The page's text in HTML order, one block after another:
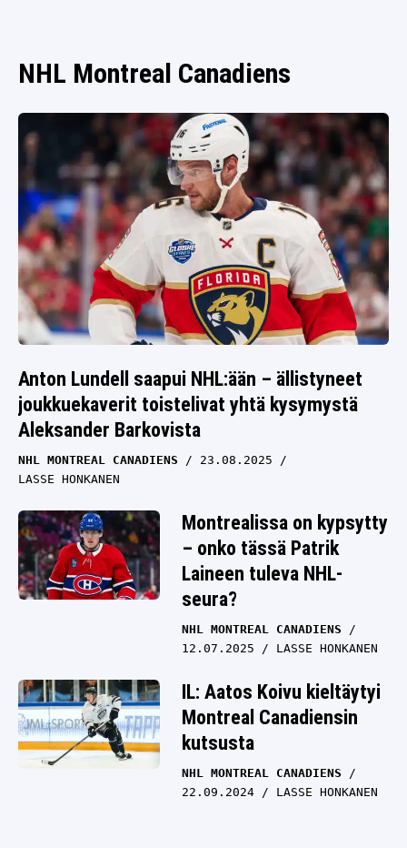
NHL Montreal Canadiens
Anton Lundell saapui NHL:ään – ällistyneet
joukkuekaverit toistelivat yhtä kysymystä
Aleksander Barkovista
NHL MONTREAL CANADIENS
23.08.2025
LASSE HONKANEN
Montrealissa on kypsytty
– onko tässä Patrik
Laineen tuleva NHL-
seura?
NHL MONTREAL CANADIENS
12.07.2025
LASSE HONKANEN
IL: Aatos Koivu kieltäytyi
Montreal Canadiensin
kutsusta
NHL MONTREAL CANADIENS
22.09.2024
LASSE HONKANEN